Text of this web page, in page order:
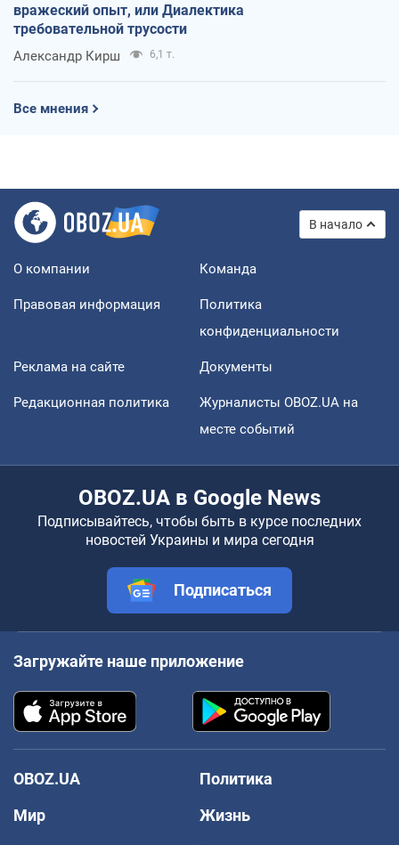
вражеский опыт, или Диалектика
требовательной трусости
Александр Кирш 6,1 т.
Все мнения
В начало
О компании Команда
Правовая информация
Политика
конфиденциальности
Реклама на сайте Документы
Редакционная политика
Журналисты OBOZ.UA на
месте событий
OBOZ.UA в Google News
Подписывайтесь, чтобы быть в курсе последних
новостей Украины и мира сегодня
Подписаться
Загружайте наше приложение
OBOZ.UA
Политика
Мир
Жизнь